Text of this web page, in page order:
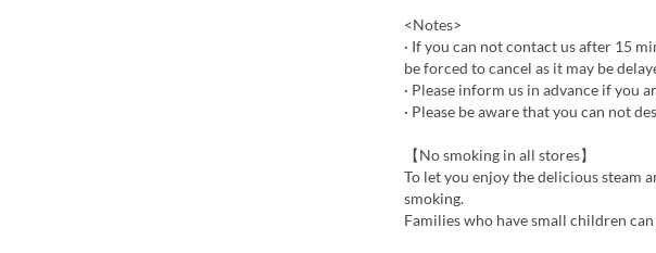
<Notes>
· If you can not contact us after 15
be forced to cancel as it may be
· Please inform us in advance if you
· Please be aware that you can not
【No smoking in all stores】
To let you enjoy the delicious steam
smoking.
Families who have small children